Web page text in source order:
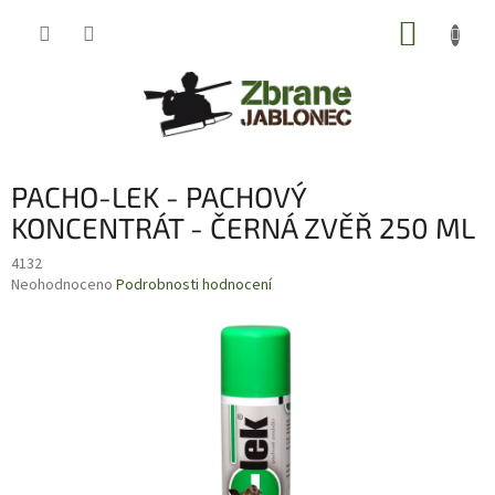
PACHO-LEK - PACHOVÝ
KONCENTRÁT - ČERNÁ ZVĚŘ 250 ML
4132
Průměrné
Neohodnoceno Podrobnosti hodnocení